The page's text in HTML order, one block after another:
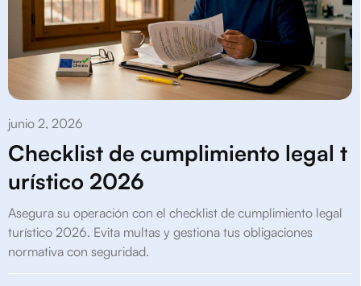
junio 2, 2026
Checklist de cumplimiento legal t
urístico 2026
Asegura su operación con el checklist de cumplimiento legal
turístico 2026. Evita multas y gestiona tus obligaciones
normativa con seguridad.